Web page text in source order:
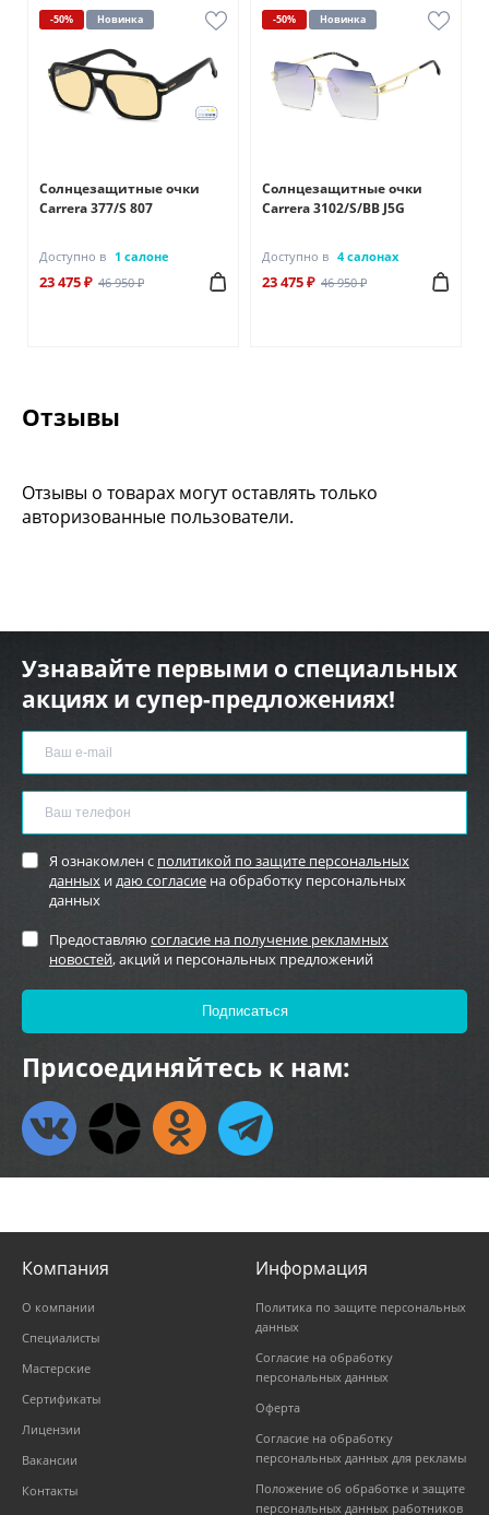
-50% Новинка
Солнцезащитные очки
Carrera 377/S 807
Доступно в 1 салоне
23 475 ₽ 46 950 ₽
-50% Новинка
Солнцезащитные очки
Carrera 3102/S/BB J5G
Доступно в 4 салонах
23 475 ₽ 46 950 ₽
Отзывы
Отзывы о товарах могут оставлять только
авторизованные пользователи.
Узнавайте первыми о специальных
акциях и супер-предложениях!
Я ознакомлен с политикой по защите персональных
данных идаю согласие на обработку персональных
данных
Предоставляю согласие на получение рекламных
новостей, акций и персональных предложений
Присоединяйтесь к нам:
Компания
О компании
Специалисты
Мастерские
Сертификаты
Лицензии
Вакансии
Контакты
Информация
Политика по защите персональных
данных
Согласие на обработку
персональных данных
Оферта
Согласие на обработку
персональных данных для рекламы
Положение об обработке и защите
персональных данных работников